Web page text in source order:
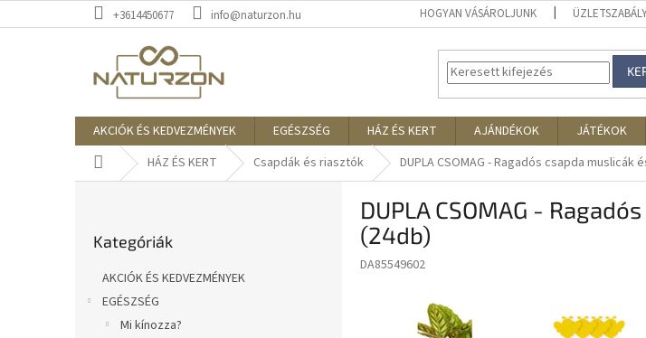
a
+3614450677 info@naturzon.hu HOGYAN VÁSÁROLJUNK
AKCIÓK ÉS KEDVEZMÉNYEK EGÉSZSÉG HÁZ ÉS KERT AJÁNDÉKOK JÁTÉKOK
KezdőlapHÁZ ÉS KERT Csapdák és riasztók DUPLA CSOMAG - Ragadós csapda
átugrása
Kategóriák
AKCIÓK ÉS KEDVEZMÉNYEK
EGÉSZSÉG
Mi kínozza?
DUPLA CSOMAG -
(24db)
DA85549602